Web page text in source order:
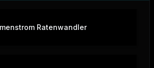
Ratenwandler